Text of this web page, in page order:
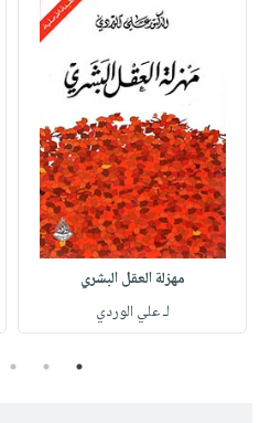
مهزلة العقل البشري
لـ علي الوردي
1
2
3